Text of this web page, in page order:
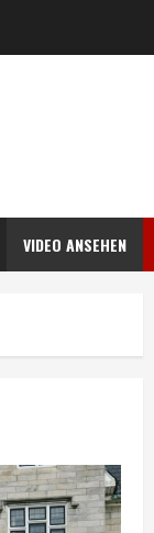
VIDEO ANSEHEN